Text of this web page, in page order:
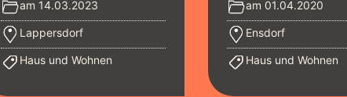
am 14.03.2023
Lappersdorf
Haus und Wohnen
am 01.04.2020
Ensdorf
Haus und Wohnen